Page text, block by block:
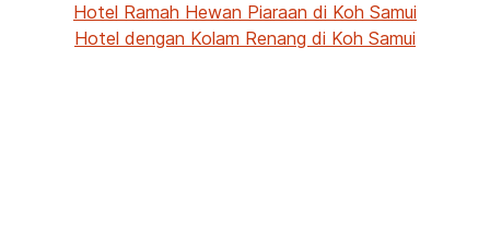
Hotel Ramah Hewan Piaraan di Koh Samui
Hotel dengan Kolam Renang di Koh Samui